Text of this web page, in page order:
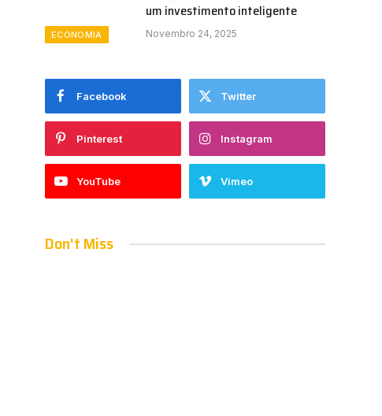
ECONOMIA
um investimento inteligente
Novembro 24, 2025
Facebook Twitter
Pinterest Instagram
YouTube Vimeo
Don't Miss